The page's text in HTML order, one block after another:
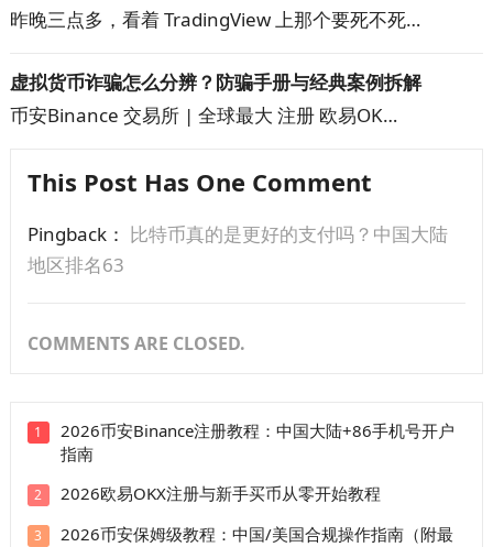
昨晚三点多，看着 TradingView 上那个要死不死…
虚拟货币诈骗怎么分辨？防骗手册与经典案例拆解
币安Binance 交易所 | 全球最大 注册 欧易OK…
This Post Has One Comment
Pingback： 比特币真的是更好的支付吗？中国大陆
地区排名63
COMMENTS ARE CLOSED.
1
2026币安Binance注册教程：中国大陆+86手机号开户
指南
2 2026欧易OKX注册与新手买币从零开始教程
3
2026币安保姆级教程：中国/美国合规操作指南（附最